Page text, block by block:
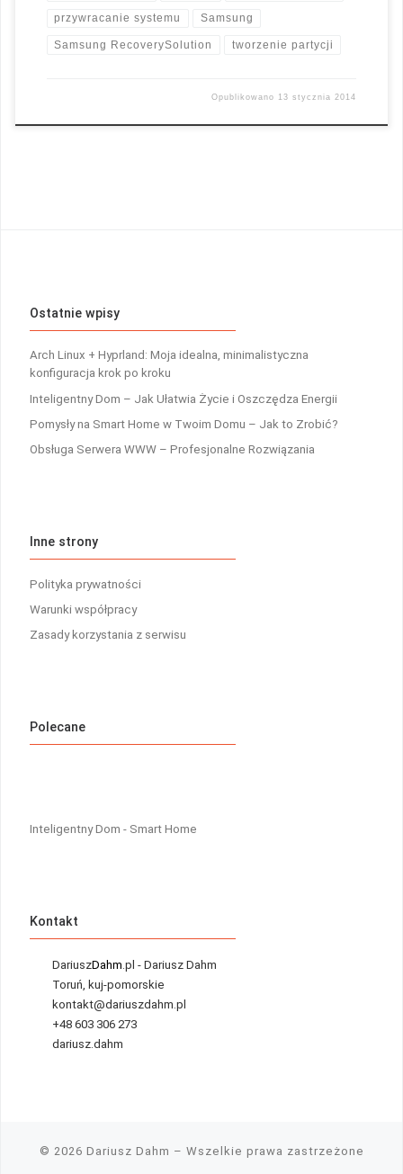
przywracanie systemu Samsung
Samsung RecoverySolution tworzenie partycji
Opublikowano 13 stycznia 2014
Ostatnie wpisy
Arch Linux + Hyprland: Moja idealna, minimalistyczna
konfiguracja krok po kroku
Inteligentny Dom – Jak Ułatwia Życie i Oszczędza Energii
Pomysły na Smart Home w Twoim Domu – Jak to Zrobić?
Obsługa Serwera WWW – Profesjonalne Rozwiązania
Inne strony
Polityka prywatności
Warunki współpracy
Zasady korzystania z serwisu
Polecane
Inteligentny Dom - Smart Home
Kontakt
DariuszDahm.pl - Dariusz Dahm
Toruń, kuj-pomorskie
kontakt@dariuszdahm.pl
+48 603 306 273
dariusz.dahm
© 2026 Dariusz Dahm – Wszelkie prawa zastrzeżone